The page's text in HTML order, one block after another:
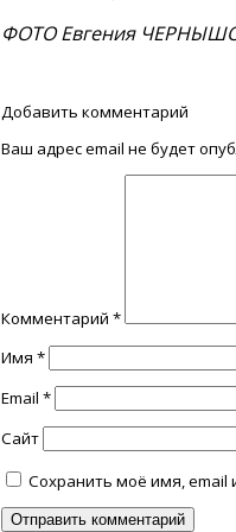
ФОТО Евгения
Добавить комментарий
Ваш адрес email не будет
Комментарий *
Имя *
Email *
Сайт
Сохранить моё имя, email